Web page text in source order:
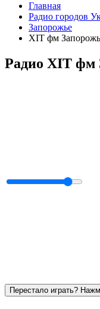
Главная
Радио городов
Запорожье
ХIT фм
Радио ХIT фм
Перестало играть?